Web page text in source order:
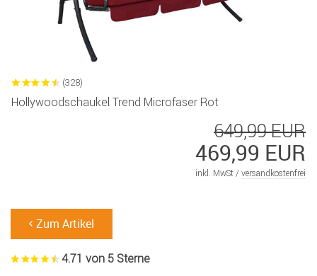
(328)
Hollywoodschaukel Trend Microfaser Rot
649,99 EUR
469,99 EUR
inkl. MwSt / versandkostenfrei
Zum Artikel
4.71 von 5 Sterne